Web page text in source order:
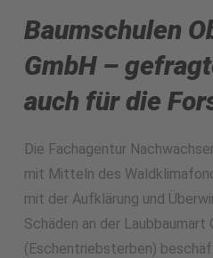
Baumschulen
GmbH –
auch für die
Die Fachagentur
mit Mitteln des
mit der Aufklärung und
Schäden an der Laubbaumart
(Eschentriebsterben)